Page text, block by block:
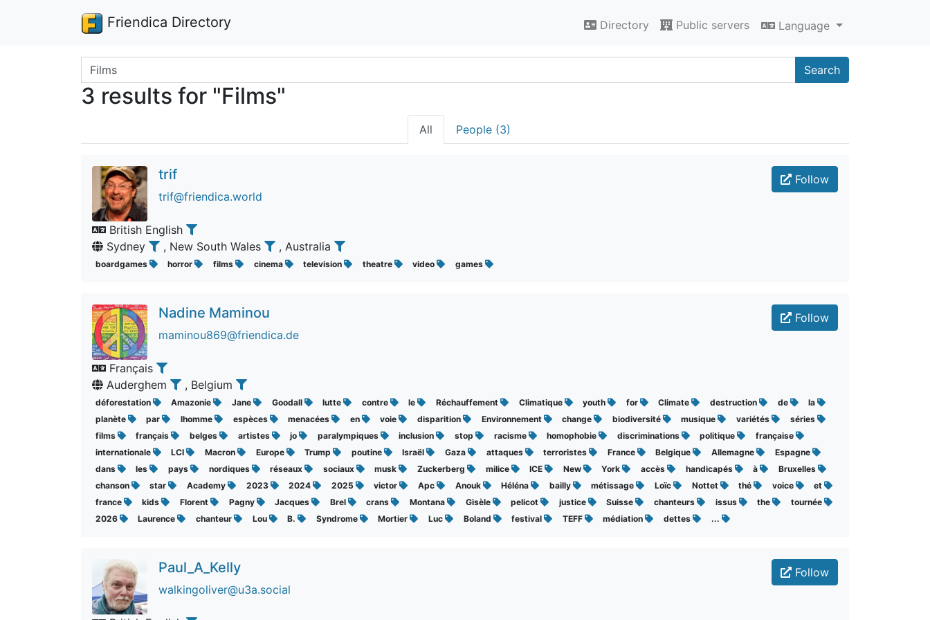
Friendica Directory Directory Public servers Language
Search terms Search
3 results for "Films"
All People (3)
Follow
trif
trif@friendica.world
British English
Sydney
, New South Wales , Australia
boardgames horror films cinema television theatre video games
Follow
Nadine Maminou
maminou869@friendica.de
Français
Auderghem
, Belgium
déforestation Amazonie Jane Goodall lutte contre le Réchauffement Climatique youth for Climate destruction de
la
planète
par lhomme espèces menacées en voie disparition Environnement change biodiversité musique variétés
séries
films
français belges artistes jo paralympiques inclusion stop racisme homophobie discriminations politique
française
internationale
LCI Macron Europe Trump poutine Israël Gaza attaques terroristes France Belgique Allemagne
Espagne
dans
les pays nordiques réseaux sociaux musk Zuckerberg milice ICE New York accès handicapés à
Bruxelles
chanson
star Academy 2023 2024 2025 victor Apc Anouk Héléna bailly métissage Loïc Nottet thé voice
et
france
kids Florent Pagny Jacques Brel crans Montana Gisèle pelicot justice Suisse chanteurs issus the
tournée
2026
Laurence chanteur Lou B. Syndrome Mortier Luc Boland festival TEFF médiation dettes ...
Follow
Paul_A_Kelly
walkingoliver@u3a.social